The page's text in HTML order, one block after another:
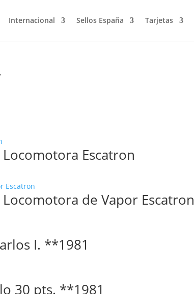
Internacional Sellos España Tarjetas
Escatron
de Vapor Escatron
I. **1981
30 pts. **1981